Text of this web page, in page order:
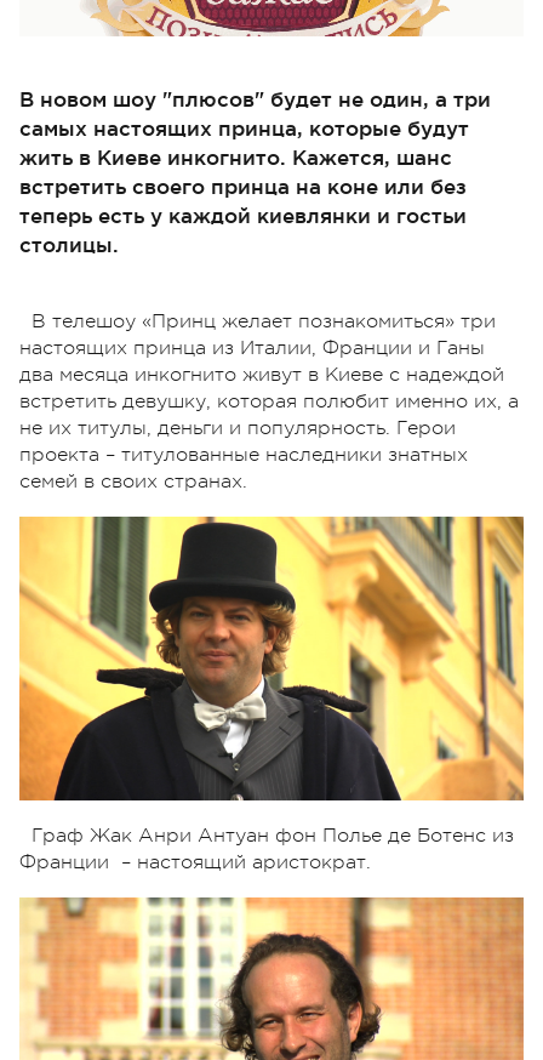
В новом шоу "плюсов" будет не один, а три
самых настоящих принца, которые будут
жить в Киеве инкогнито. Кажется, шанс
встретить своего принца на коне или без
теперь есть у каждой киевлянки и гостьи
столицы.
В телешоу «Принц желает познакомиться» три
настоящих принца из Италии, Франции и Ганы
два месяца инкогнито живут в Киеве с надеждой
встретить девушку, которая полюбит именно их, а
не их титулы, деньги и популярность. Герои
проекта – титулованные наследники знатных
семей в своих странах.
Граф Жак Анри Антуан фон Полье де Ботенс из
Франции – настоящий аристократ.